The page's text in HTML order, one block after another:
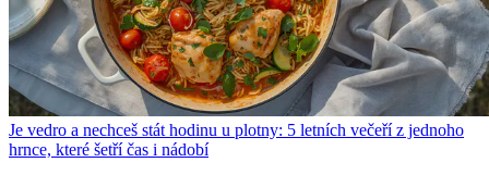
Je vedro a nechceš stát hodinu u plotny: 5 letních večeří z jednoho
hrnce, které šetří čas i nádobí